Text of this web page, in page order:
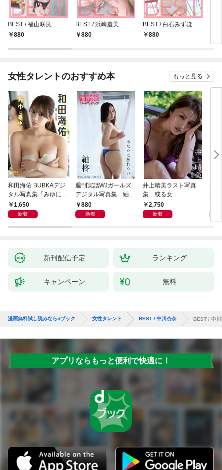
BEST / 福山咲良
880
BEST / 浜崎慶美
880
BEST / 白石みずほ
880
女性タレントのおすすめ本 もっと見る
和田海佑 BUBKAデジ
タル写真集「みゆに夢
中。」
1,650
新着
週刊実話WJガールズ
デジタル写真集 紬柊
「あなたに触れたい」
featuring 三島ゆう
880
新着
井上晴美ラスト写真
集 或る女
2,750
新着
井
集
ｉｒ
新刊配信予定 ランキング
キャンペーン 無料
漫画無料試し読みならdブック 女性タレント BEST / 中川杏奈 BEST / 中川
アプリならもっと便利で快適に！